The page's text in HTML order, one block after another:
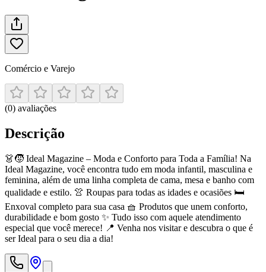
Comércio e Varejo
(0) avaliações
Descrição
👗🧒 Ideal Magazine – Moda e Conforto para Toda a Família! Na
Ideal Magazine, você encontra tudo em moda infantil, masculina e
feminina, além de uma linha completa de cama, mesa e banho com
qualidade e estilo. 👚 Roupas para todas as idades e ocasiões 🛏️
Enxoval completo para sua casa 🧺 Produtos que unem conforto,
durabilidade e bom gosto ✨ Tudo isso com aquele atendimento
especial que você merece! 📍 Venha nos visitar e descubra o que é
ser Ideal para o seu dia a dia!